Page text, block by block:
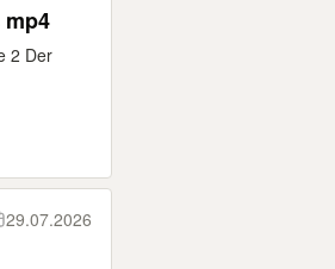
2 Der
29.07.2026